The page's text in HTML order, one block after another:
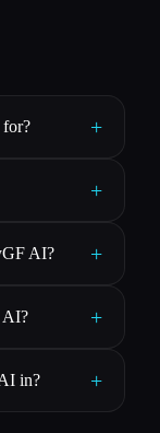
for? +
+
AI? +
AI? +
in? +